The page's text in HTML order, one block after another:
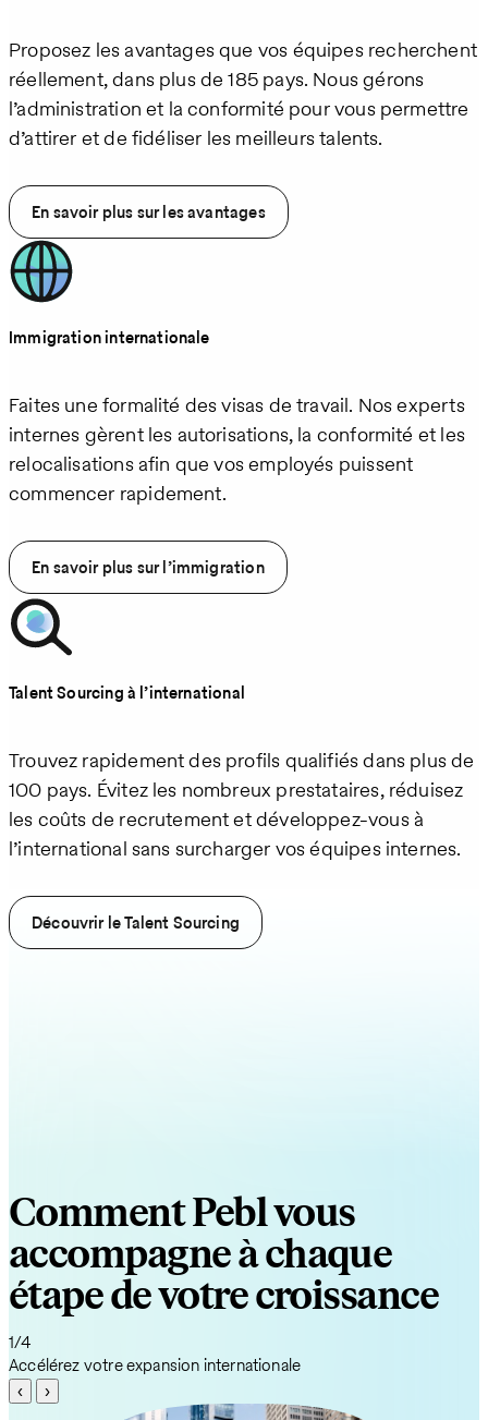
Proposez les avantages que vos équipes recherchent
réellement, dans plus de 185 pays. Nous gérons
l’administration et la conformité pour vous permettre
d’attirer et de fidéliser les meilleurs talents.
En savoir plus sur les avantages
Immigration internationale
Faites une formalité des visas de travail. Nos experts
internes gèrent les autorisations, la conformité et les
relocalisations afin que vos employés puissent
commencer rapidement.
En savoir plus sur l’immigration
Talent Sourcing à l’international
Trouvez rapidement des profils qualifiés dans plus de
100 pays. Évitez les nombreux prestataires, réduisez
les coûts de recrutement et développez-vous à
l’international sans surcharger vos équipes internes.
Découvrir le Talent Sourcing
Comment Pebl vous
accompagne à chaque
étape de votre croissance
1/4
Accélérez votre expansion internationale
‹ ›